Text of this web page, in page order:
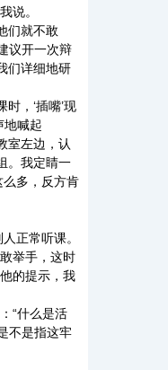
说。
们就不敢
议开一次辩
们详细地研
，‘插嘴’现
地喊起
室左边，认
。我定睛一
多，反方肯
正常听课。
举手，这时
的提示，我
“什么是活
不是指这牢